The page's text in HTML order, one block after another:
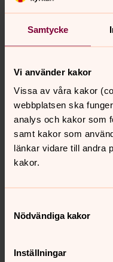
Samtycke
Vi använder kakor
Vissa av våra kakor
webbplatsen ska
analys och kakor som
samt kakor som
länkar vidare till andra
kakor.
Nödvändiga kakor
Inställningar